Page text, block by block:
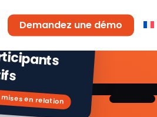
Demandez une démo
de
mises en relation